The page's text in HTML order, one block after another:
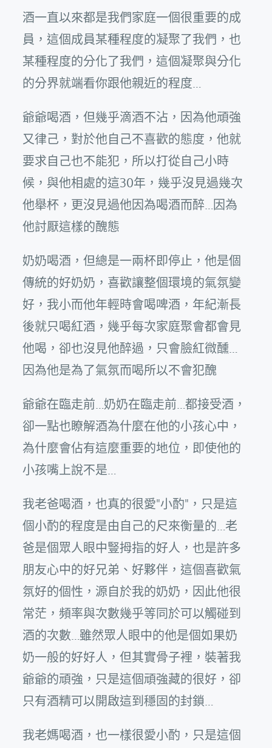
酒一直以來都是我們家庭一個很重要的成
員，這個成員某種程度的凝聚了我們，也
某種程度的分化了我們，這個凝聚與分化
的分界就端看你跟他親近的程度…
爺爺喝酒，但幾乎滴酒不沾，因為他頑強
又律己，對於他自己不喜歡的態度，他就
要求自己也不能犯，所以打從自己小時
候，與他相處的這30年，幾乎沒見過幾次
他舉杯，更沒見過他因為喝酒而醉…因為
他討厭這樣的醜態
奶奶喝酒，但總是一兩杯即停止，他是個
傳統的好奶奶，喜歡讓整個環境的氣氛變
好，我小而他年輕時會喝啤酒，年紀漸長
後就只喝紅酒，幾乎每次家庭聚會都會見
他喝，卻也沒見他醉過，只會臉紅微醺…
因為他是為了氣氛而喝所以不會犯醜
爺爺在臨走前…奶奶在臨走前…都接受酒，
卻一點也瞭解酒為什麼在他的小孩心中，
為什麼會佔有這麼重要的地位，即使他的
小孩嘴上說不是…
我老爸喝酒，也真的很愛"小酌"，只是這
個小酌的程度是由自己的尺來衡量的…老
爸是個眾人眼中豎拇指的好人，也是許多
朋友心中的好兄弟、好夥伴，這個喜歡氣
氛好的個性，源自於我的奶奶，因此他很
常茫，頻率與次數幾乎等同於可以觸碰到
酒的次數…雖然眾人眼中的他是個如果奶
奶一般的好好人，但其實骨子裡，裝著我
爺爺的頑強，只是這個頑強藏的很好，卻
只有酒精可以開啟這到穩固的封鎖…
我老媽喝酒，也一樣很愛小酌，只是這個